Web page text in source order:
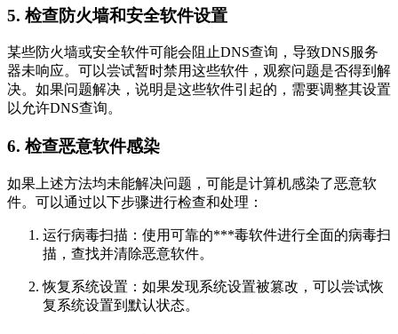
5. 检查防火墙和安全软件设置
某些防火墙或安全软件可能会阻止DNS查询，导致DNS服务
器未响应。可以尝试暂时禁用这些软件，观察问题是否得到解
决。如果问题解决，说明是这些软件引起的，需要调整其设置
以允许DNS查询。
6. 检查恶意软件感染
如果上述方法均未能解决问题，可能是计算机感染了恶意软
件。可以通过以下步骤进行检查和处理：
运行病毒扫描：使用可靠的***毒软件进行全面的病毒扫
描，查找并清除恶意软件。
恢复系统设置：如果发现系统设置被篡改，可以尝试恢
复系统设置到默认状态。